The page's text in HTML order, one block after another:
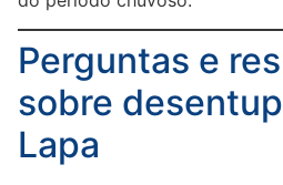
Perguntas e
sobre
Lapa